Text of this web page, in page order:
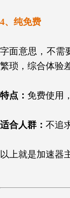
4、纯免费
字面意思，不需
繁琐，综合体验
特点： 免费使用
适合人群： 不追
以上就是加速器